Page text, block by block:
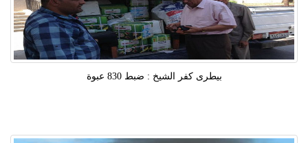
بيطرى كفر الشيخ : ضبط 830 عبوة